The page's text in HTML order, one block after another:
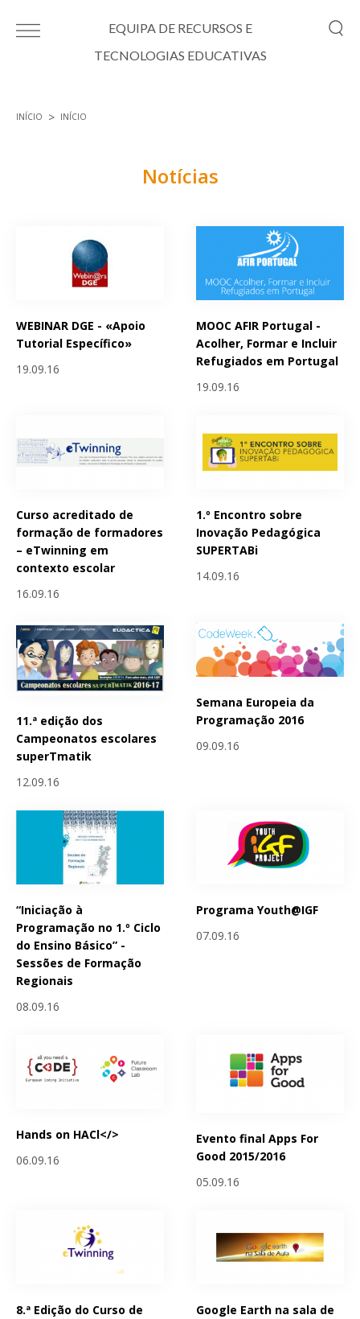
EQUIPA DE RECURSOS E
TECNOLOGIAS EDUCATIVAS
INÍCIO INÍCIO
Notícias
WEBINAR DGE - «Apoio
Tutorial Específico»
19.09.16
MOOC AFIR Portugal -
Acolher, Formar e Incluir
Refugiados em Portugal
19.09.16
Curso acreditado de
formação de formadores
– eTwinning em
contexto escolar
16.09.16
1.º Encontro sobre
Inovação Pedagógica
SUPERTABi
14.09.16
11.ª edição dos
Campeonatos escolares
superTmatik
12.09.16
Semana Europeia da
Programação 2016
09.09.16
“Iniciação à
Programação no 1.º Ciclo
do Ensino Básico” -
Sessões de Formação
Regionais
08.09.16
Programa Youth@IGF
07.09.16
Hands on HACl</>
06.09.16
Evento final Apps For
Good 2015/2016
05.09.16
8.ª Edição do Curso de
Google Earth na sala de
Páginas